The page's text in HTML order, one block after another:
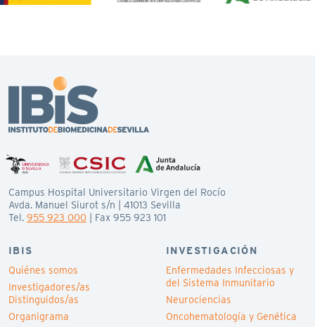
Campus Hospital Universitario Virgen del Rocío
Avda. Manuel Siurot s/n | 41013 Sevilla
Tel. 955 923 000 | Fax 955 923 101
IBIS
Quiénes somos
Investigadores/as
Distinguidos/as
Organigrama
INVESTIGACIÓN
Enfermedades Infecciosas y
del Sistema Inmunitario
Neurociencias
Oncohematología y Genética